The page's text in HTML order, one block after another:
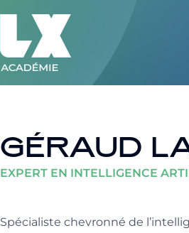
GÉRAUD
EXPERT EN INTELLIGENCE
Spécialiste chevronné de